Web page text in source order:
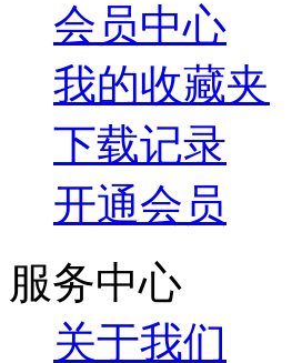
会员中心
我的收藏夹
下载记录
开通会员
服务中心
关于我们